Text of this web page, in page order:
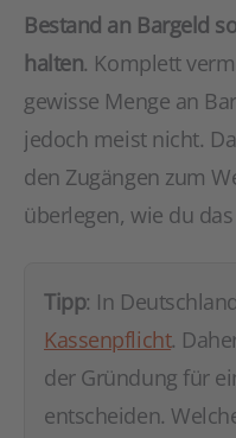
Bestand an Bargeld
halten. Komplett
gewisse Menge an
jedoch meist nicht.
den Zugängen zum
überlegen, wie du
Tipp: In
Kassenpflicht.
der Gründung für
entscheiden.